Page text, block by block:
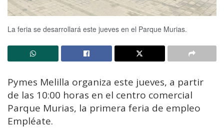
La feria se desarrollará este jueves en el Parque Murias.
Pymes Melilla organiza este jueves, a partir
de las 10:00 horas en el centro comercial
Parque Murias, la primera feria de empleo
Empléate.